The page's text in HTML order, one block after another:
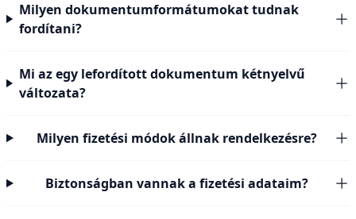
Milyen dokumentumformátumokat tudnak
fordítani?
Mi az egy lefordított dokumentum kétnyelvű
változata?
Milyen fizetési módok állnak rendelkezésre?
Biztonságban vannak a fizetési adataim?